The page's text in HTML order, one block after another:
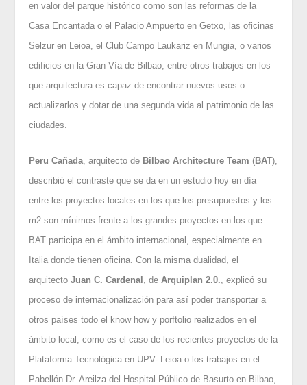
en valor del parque histórico como son las reformas de la
Casa Encantada o el Palacio Ampuerto en Getxo, las oficinas
Selzur en Leioa, el Club Campo Laukariz en Mungia, o varios
edificios en la Gran Vía de Bilbao, entre otros trabajos en los
que arquitectura es capaz de encontrar nuevos usos o
actualizarlos y dotar de una segunda vida al patrimonio de las
ciudades.
Peru Cañada , arquitecto de Bilbao Architecture Team (BAT),
describió el contraste que se da en un estudio hoy en día
entre los proyectos locales en los que los presupuestos y los
m2 son mínimos frente a los grandes proyectos en los que
BAT participa en el ámbito internacional, especialmente en
Italia donde tienen oficina. Con la misma dualidad, el
arquitectoJuan C. Cardenal , deArquiplan 2.0. , explicó su
proceso de internacionalización para así poder transportar a
otros países todo el know how y porftolio realizados en el
ámbito local, como es el caso de los recientes proyectos de la
Plataforma Tecnológica en UPV- Leioa o los trabajos en el
Pabellón Dr. Areilza del Hospital Público de Basurto en Bilbao,